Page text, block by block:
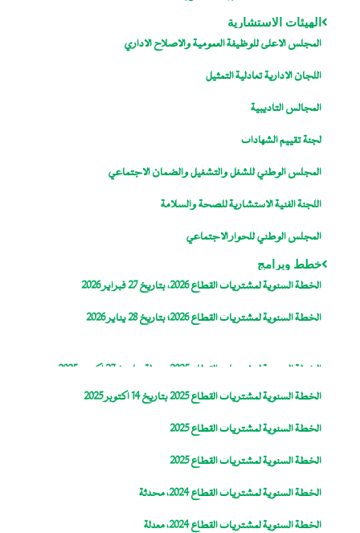
الهيئات الاستشارية
المجلس الاعلى للوظيفة العمومية والاصلاح الاداري
اللجان الإدارية تعادلية التمثيل
المجالس التأديبية
لجنة تقييم الشهادات
المجلس الوطني للشغل والتشغيل والضمان الاجتماعي
اللجنة الفنية الاستشارية للصحة والسلامة
المجلس الوطني للحوار الاجتماعي
خطط وبرامج
الخطة السنوية لمشتريات القطاع 2026، بتاريخ 27 فبراير 2026
الخطة السنوية لمشتريات القطاع 2026؛ بتاريخ 28 يناير 2026
الخطة السنوية لمشتريات القطاع 2025، معدلة بتاريخ 27 اكتوبر 2025
الخطة السنوية لمشتريات القطاع 2025 بتاريخ 14 اكتوبر 2025
الخطة السنوية لمشتريات القطاع 2025
الخطة السنوية لمشتريات القطاع 2025
الخطة السنوية لمشتريات القطاع 2024، محدثة
الخطة السنوية لمشتريات القطاع 2024، معدلة